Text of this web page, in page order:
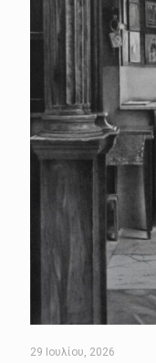
29 Ιουλίου, 2026